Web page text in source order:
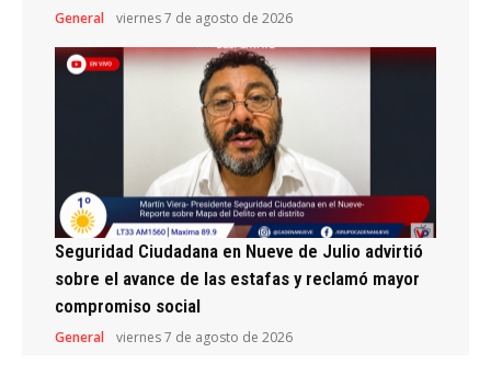
General viernes 7 de agosto de 2026
Seguridad Ciudadana en Nueve de Julio advirtió
sobre el avance de las estafas y reclamó mayor
compromiso social
General viernes 7 de agosto de 2026